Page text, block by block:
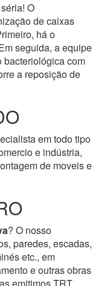
O
de caixas
há o
seguida, a equipe
bacteriológica com
a reposição de
em todo tipo
e indústria,
de moveis e
? O nosso
paredes, escadas,
etc., em
e outras obras